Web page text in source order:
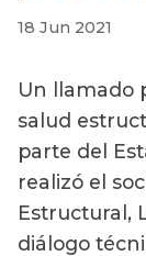
18 Jun 2021
Un llamado
salud
parte del
realizó el
Estructural,
diálogo